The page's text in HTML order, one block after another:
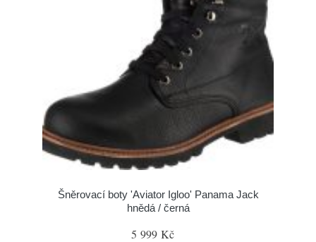
Šněrovací boty 'Aviator Igloo' Panama Jack
hnědá / černá
5 999 Kč